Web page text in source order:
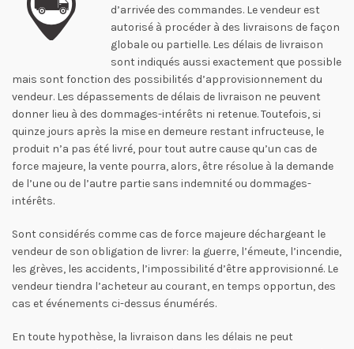
d’arrivée des commandes. Le vendeur est
autorisé à procéder à des livraisons de façon
globale ou partielle. Les délais de livraison
sont indiqués aussi exactement que possible
mais sont fonction des possibilités d’approvisionnement du
vendeur. Les dépassements de délais de livraison ne peuvent
donner lieu à des dommages-intérêts ni retenue. Toutefois, si
quinze jours après la mise en demeure restant infructeuse, le
produit n’a pas été livré, pour tout autre cause qu’un cas de
force majeure, la vente pourra, alors, être résolue à la demande
de l’une ou de l’autre partie sans indemnité ou dommages-
intérêts.
Sont considérés comme cas de force majeure déchargeant le
vendeur de son obligation de livrer: la guerre, l’émeute, l’incendie,
les grèves, les accidents, l’impossibilité d’être approvisionné. Le
vendeur tiendra l’acheteur au courant, en temps opportun, des
cas et événements ci-dessus énumérés.
En toute hypothèse, la livraison dans les délais ne peut